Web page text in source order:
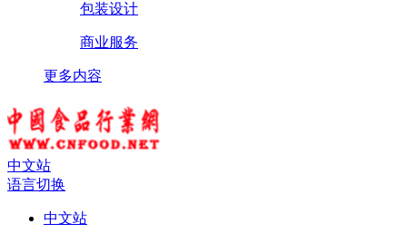
包装设计
商业服务
更多内容
中文站
语言切换
中文站